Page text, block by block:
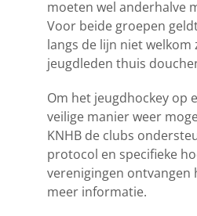
moeten wel anderhalve
Voor beide groepen
langs de lijn niet
jeugdleden thuis
Om het jeugdhockey op
veilige manier weer
KNHB de clubs
protocol en specifieke
verenigingen ontvangen
meer informatie.